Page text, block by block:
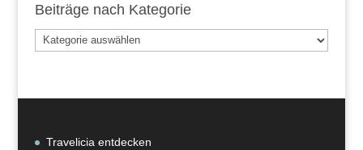
Beiträge nach Kategorie
Beiträge
nach
Travelicia entdecken